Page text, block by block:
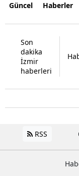
Güncel Haberler
Son
dakika
İzmir
haberleri
RSS